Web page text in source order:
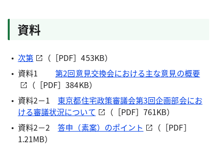
資料
次第
（［PDF］453KB）
資料1第2回意見交換会における主な意見の概要
（［PDF］384KB）
資料2－1 東京都住宅政策審議会第3回企画部会にお
ける審議状況について
（［PDF］761KB）
資料2－2答申（素案）のポイント
（［PDF］
1.21MB）